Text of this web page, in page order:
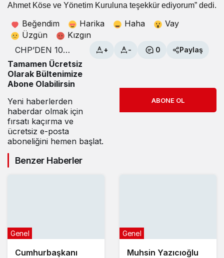
Ahmet Köse ve Yönetim Kuruluna teşekkür ediyorum” dedi.
Beğendim Harika Haha
Vay
Üzgün
Kızgın
CHP’DEN 10
ZİYARETİ
+ - 0 Paylaş
Tamamen Ücretsiz
Olarak Bültenimize
Abone Olabilirsin
Yeni haberlerden
haberdar olmak için
fırsatı kaçırma ve
ücretsiz e-posta
aboneliğini hemen başlat.
ABONE OL
Benzer Haberler
Cumhurbaşkanı
Genel
Muhsin Yazıcıoğlu
Genel